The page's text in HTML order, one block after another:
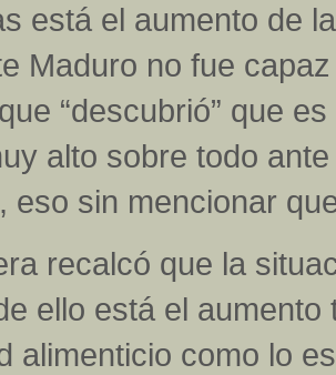
está el aumento de
Maduro no fue
“descubrió” que
alto sobre todo
eso sin mencionar
recalcó que la
ello está el
alimenticio como lo